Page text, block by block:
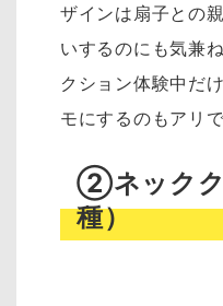
ザインは扇子との
いするのにも気兼
クション体験中だ
モにするのもアリで
②ネックク
種）